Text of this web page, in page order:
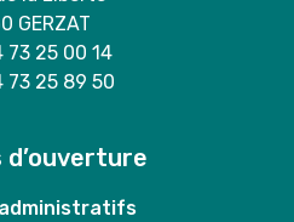
GERZAT
73 25 00 14
73 25 89 50
d’ouverture